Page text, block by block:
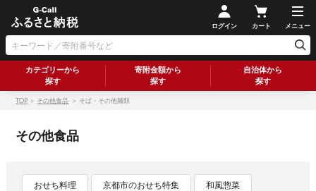
ログイン カート メニュー
カテゴリーから
探す
寄附金額から
探す
自治体から
探す
TOP ＞ その他食品 ＞ そば・その他麺類
その他食品
おせち料理 京都市のおせち特集 和風惣菜